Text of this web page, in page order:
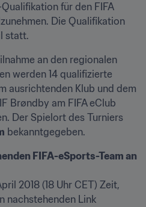
für den FIFA
Die Qualifikation
statt.
an den regionalen
werden 14 qualifizierte
ausrichtenden Klub und dem
Brøndby am FIFA eClub
Der Spielort des Turniers
bekanntgegeben.
FIFA-eSports-Team an
2018 (18 Uhr CET) Zeit,
nachstehenden Link